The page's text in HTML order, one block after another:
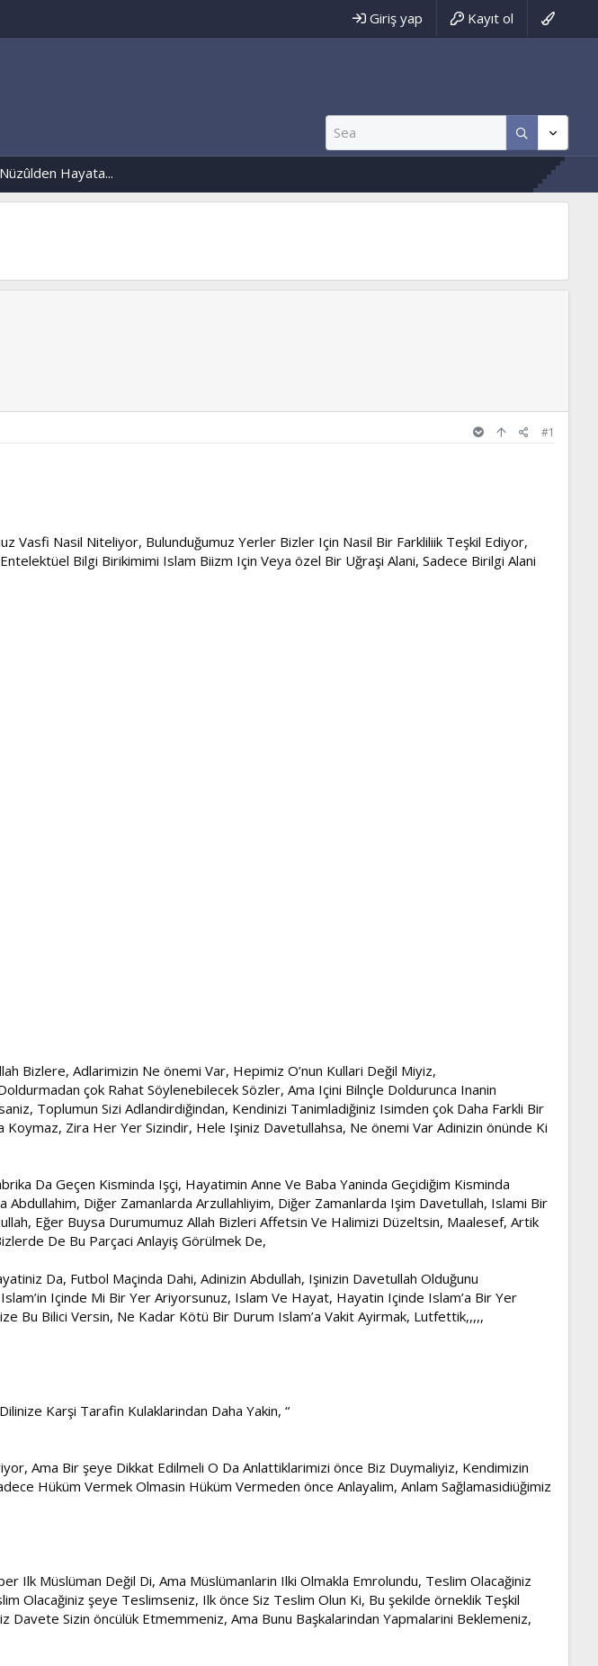
Giriş yap Kayıt ol
#1
Vasfi Nasil Niteliyor, Bulunduğumuz Yerler Bizler Için Nasil Bir Farkliliik Teşkil Ediyor,
Bilgi Birikimimi Islam Biizm Için Veya özel Bir Uğraşi Alani, Sadece Birilgi Alani
Bizlere, Adlarimizin Ne önemi Var, Hepimiz O’nun Kullari Değil Miyiz,
çok Rahat Söylenebilecek Sözler, Ama Içini Bilnçle Doldurunca Inanin
Toplumun Sizi Adlandirdiğindan, Kendinizi Tanimladiğiniz Isimden çok Daha Farkli Bir
Zira Her Yer Sizindir, Hele Işiniz Davetullahsa, Ne önemi Var Adinizin önünde Ki
Da Geçen Kisminda Işçi, Hayatimin Anne Ve Baba Yaninda Geçidiğim Kisminda
Diğer Zamanlarda Arzullahliyim, Diğer Zamanlarda Işim Davetullah, Islami Bir
Eğer Buysa Durumumuz Allah Bizleri Affetsin Ve Halimizi Düzeltsin, Maalesef, Artik
De Bu Parçaci Anlayiş Görülmek De,
Da, Futbol Maçinda Dahi, Adinizin Abdullah, Işinizin Davetullah Olduğunu
Içinde Mi Bir Yer Ariyorsunuz, Islam Ve Hayat, Hayatin Içinde Islam’a Bir Yer
Bu Bilici Versin, Ne Kadar Kötü Bir Durum Islam’a Vakit Ayirmak, Lutfettik,,,,,
Karşi Tarafin Kulaklarindan Daha Yakin, “
Ama Bir şeye Dikkat Edilmeli O Da Anlattiklarimizi önce Biz Duymaliyiz, Kendimizin
Hüküm Vermek Olmasin Hüküm Vermeden önce Anlayalim, Anlam Sağlamasidiüğimiz
Ilk Müslüman Değil Di, Ama Müslümanlarin Ilki Olmakla Emrolundu, Teslim Olacağiniz
Olacağiniz şeye Teslimseniz, Ilk önce Siz Teslim Olun Ki, Bu şekilde örneklik Teşkil
Sizin öncülük Etmemmeniz, Ama Bunu Başkalarindan Yapmalarini Beklemeniz,